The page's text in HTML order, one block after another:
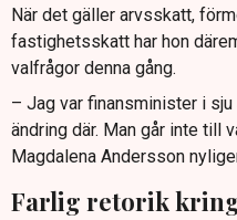
När det gäller arvsskatt,
fastighetsskatt har hon
valfrågor denna gång.
– Jag var finansminister i
ändring där. Man går inte till
Magdalena Andersson
Farlig retorik